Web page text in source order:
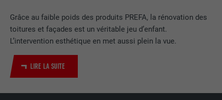
Grâce au faible poids des produits PREFA, la rénovation des
toitures et façades est un véritable jeu d’enfant.
L’intervention esthétique en met aussi plein la vue.
LIRE LA SUITE
UTILITÉ
Utilisé par le service de réseau social
LinkedIn pour suivre l'utilisation de
NOM
FOURNISSEUR LinkedIn